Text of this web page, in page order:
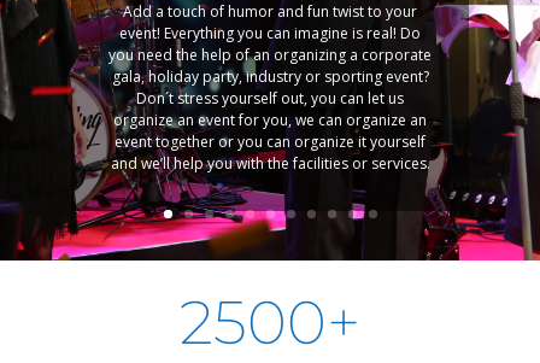
Add a touch of humor and fun twist to your
event! Everything you can imagine is real! Do
you need the help of an organizing a corporate
gala, holiday party, industry or sporting event?
Don´t stress yourself out, you can let us
organize an event for you, we can organize an
event together or you can organize it yourself
and we’ll help you with the facilities or services.​
2500+